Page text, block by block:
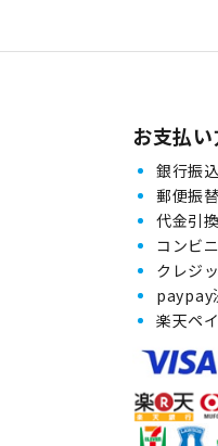
お支払
銀行振込
郵便振替
代金引換
コンビ
クレジ
paypay
楽天ペ